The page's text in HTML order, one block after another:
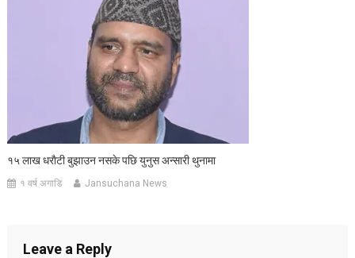
१५ लाख धराैटी बुझाउन नसके पछि युनुस अन्सारी थुनामा
१ वर्ष अगाडि Jansuchana News
Leave a Reply